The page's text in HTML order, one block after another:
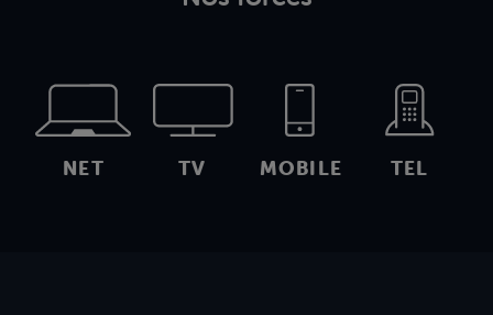
NET TV MOBILE TEL